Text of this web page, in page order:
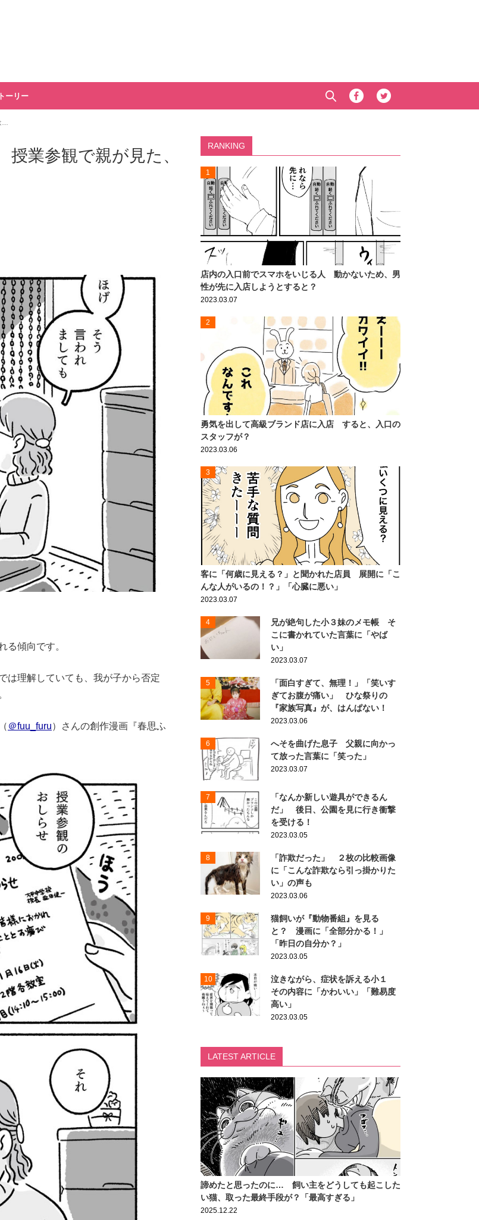
ーリー
…
業参観で親が見た、
る傾向です。
は理解していても、我が子から否定
＠fuu_furu）さんの創作漫画『春思ふ
RANKING
1
店内の入口前でスマホをいじる人 動かないため、男
性が先に入店しようとすると？
2023.03.07
2
勇気を出して高級ブランド店に入店 すると、入口の
スタッフが？
2023.03.06
3
客に「何歳に見える？」と聞かれた店員 展開に「こ
んな人がいるの！？」「心臓に悪い」
2023.03.07
4
兄が絶句した小３妹のメモ帳 そ
こに書かれていた言葉に「やば
い」
2023.03.07
5
「面白すぎて、無理！」「笑いす
ぎてお腹が痛い」 ひな祭りの
『家族写真』が、はんぱない！
2023.03.06
6
へそを曲げた息子 父親に向かっ
て放った言葉に「笑った」
2023.03.07
7
「なんか新しい遊具ができるん
だ」 後日、公園を見に行き衝撃
を受ける！
2023.03.05
8
「詐欺だった」 ２枚の比較画像
に「こんな詐欺なら引っ掛かりた
い」の声も
2023.03.06
9
猫飼いが『動物番組』を見る
と？ 漫画に「全部分かる！」
「昨日の自分か？」
2023.03.05
10
泣きながら、症状を訴える小１
その内容に「かわいい」「難易度
高い」
2023.03.05
LATEST ARTICLE
諦めたと思ったのに… 飼い主をどうしても起こした
い猫、取った最終手段が？「最高すぎる」
2025.12.22